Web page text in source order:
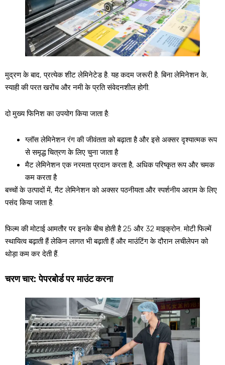
मुद्रण के बाद, प्रत्येक शीट लेमिनेटेड है. यह कदम जरूरी है. बिना लेमिनेशन के,
स्याही की परत खरोंच और नमी के प्रति संवेदनशील होगी.
दो मुख्य फिनिश का उपयोग किया जाता है:
ग्लॉस लेमिनेशन रंग की जीवंतता को बढ़ाता है और इसे अक्सर दृश्यात्मक रूप
से समृद्ध चित्रण के लिए चुना जाता है
मैट लेमिनेशन एक नरमता प्रदान करता है, अधिक परिष्कृत रूप और चमक
कम करता है
बच्चों के उत्पादों में, मैट लेमिनेशन को अक्सर पठनीयता और स्पर्शनीय आराम के लिए
पसंद किया जाता है.
फिल्म की मोटाई आमतौर पर इनके बीच होती है 25 और 32 माइक्रोन. मोटी फिल्में
स्थायित्व बढ़ाती हैं लेकिन लागत भी बढ़ाती हैं और माउंटिंग के दौरान लचीलेपन को
थोड़ा कम कर देती हैं.
चरण चार: पेपरबोर्ड पर माउंट करना